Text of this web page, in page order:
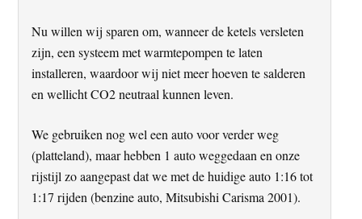
Nu willen wij sparen om, wanneer de ketels versleten
zijn, een systeem met warmtepompen te laten
installeren, waardoor wij niet meer hoeven te salderen
en wellicht CO2 neutraal kunnen leven.
We gebruiken nog wel een auto voor verder weg
(platteland), maar hebben 1 auto weggedaan en onze
rijstijl zo aangepast dat we met de huidige auto 1:16 tot
1:17 rijden (benzine auto, Mitsubishi Carisma 2001).